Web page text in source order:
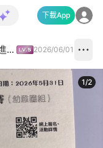
下載App
「我的Chill賞假期」填色比賽投票進行中✅ 2026/06/01
1/2